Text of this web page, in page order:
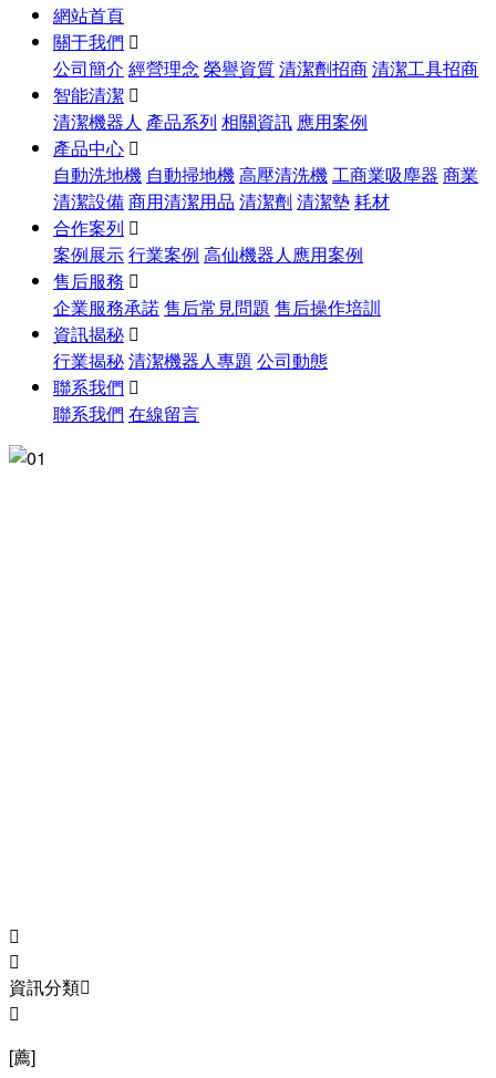
網站首頁
關于我們 
公司簡介 經營理念 榮譽資質清潔劑招商清潔工具招商
智能清潔 
清潔機器人 產品系列 相關資訊 應用案例
產品中心 
自動洗地機 自動掃地機高壓清洗機工商業吸塵器 商業
清潔設備商用清潔用品 清潔劑 清潔墊耗材
合作案列 
案例展示行業案例 高仙機器人應用案例
售后服務 
企業服務承諾售后常見問題 售后操作培訓
資訊揭秘 
行業揭秘清潔機器人專題 公司動態
聯系我們 
聯系我們 在線留言


資訊分類

[薦]